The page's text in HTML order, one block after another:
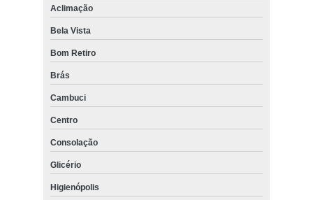
Aclimação
Bela Vista
Bom Retiro
Brás
Cambuci
Centro
Consolação
Glicério
Higienópolis